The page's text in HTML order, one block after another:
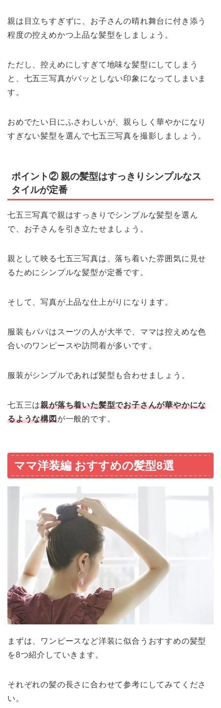
親は目立ちすぎずに、お子さんの晴れ舞台に付き添う
程度の控えめかつ上品な髪型をしましょう。
ただし、控えめにしすぎて地味な髪型にしてしまう
と、七五三写真がパッとしない印象になってしまいま
す。
おめでたい日にふさわしいが、親らしく華やかになり
すぎない髪型を選んで七五三写真を撮影しましょう。
ポイント② 親の髪型はすっきりシンプルなス
タイルが定番
七五三写真で親はすっきりでシンプルな髪型を選ん
で、お子さんを引き立たせましょう。
親として映る七五三写真は、落ち着いた雰囲気に見せ
るためにシンプルな髪型が定番です。
そして、写真が上品な仕上がりになります。
服装もパパはスーツの人が大半で、ママは控えめな色
合いのワンピースや訪問着が多いです。
服装がシンプルであれば髪型も合わせましょう。
七五三は親が落ち着いた髪型でお子さんが華やかにな
るような構図が一般的です。
ママ洋装編 おすすめの髪型8選
まずは、ワンピースなど洋装に似合うおすすめの髪型
を8つ紹介していきます。
それぞれの髪の長さに合わせて参考にしてみてくださ
い。